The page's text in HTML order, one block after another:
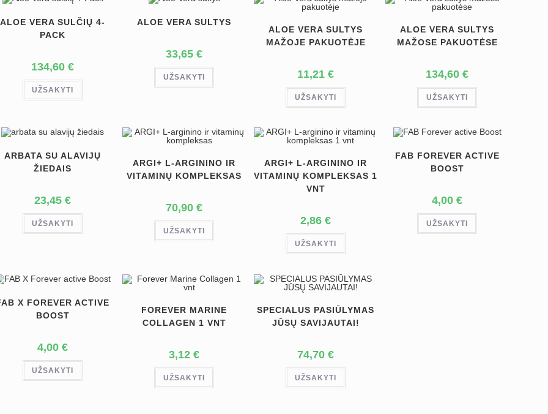
ALOE VERA SULČIŲ 4-
PACK
134,60€
UŽSAKYTI
ALOE VERA SULTYS
33,65€
UŽSAKYTI
ALOE VERA SULTYS
MAŽOJE PAKUOTĖJE
11,21€
UŽSAKYTI
ALOE VERA SULTYS
MAŽOSE PAKUOTĖSE
134,60€
UŽSAKYTI
ARBATA SU ALAVIJŲ
ŽIEDAIS
23,45€
UŽSAKYTI
ARGI+ L-ARGININO IR
VITAMINŲ KOMPLEKSAS
70,90€
UŽSAKYTI
ARGI+ L-ARGININO IR
VITAMINŲ KOMPLEKSAS 1
VNT
2,86€
UŽSAKYTI
FAB FOREVER ACTIVE
BOOST
4,00€
UŽSAKYTI
X FOREVER ACTIVE
BOOST
4,00€
UŽSAKYTI
FOREVER MARINE
COLLAGEN 1 VNT
3,12€
UŽSAKYTI
SPECIALUS PASIŪLYMAS
JŪSŲ SAVIJAUTAI!
74,70€
UŽSAKYTI